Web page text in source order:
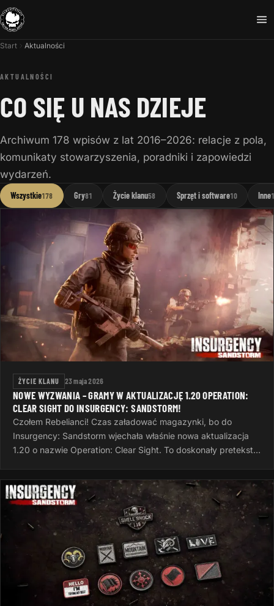
Start Aktualności
AKTUALNOŚCI
CO SIĘ U NAS DZIEJE
Archiwum 178 wpisów z lat 2016–2026: relacje z pola,
komunikaty stowarzyszenia, poradniki i zapowiedzi
wydarzeń.
Wszystkie178 Gry81 Życie klanu58 Sprzęt i software10 Inne
ŻYCIE KLANU 23 maja 2026
NOWE WYZWANIA – GRAMY W AKTUALIZACJĘ 1.20 OPERATION:
CLEAR SIGHT DO INSURGENCY: SANDSTORM!
Czołem Rebelianci! Czas załadować magazynki, bo do
Insurgency: Sandstorm wjechała właśnie nowa aktualizacja
1.20 o nazwie Operation: Clear Sight. To doskonały pretekst,